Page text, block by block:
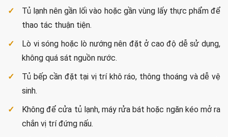
Tủ lạnh nên gần lối vào hoặc gần vùng lấy thực phẩm để
thao tác thuận tiện.
Lò vi sóng hoặc lò nướng nên đặt ở cao độ dễ sử dụng,
không quá sát nguồn nước.
Tủ bếp cần đặt tại vị trí khô ráo, thông thoáng và dễ vệ
sinh.
Không để cửa tủ lạnh, máy rửa bát hoặc ngăn kéo mở ra
chắn vị trí đứng nấu.